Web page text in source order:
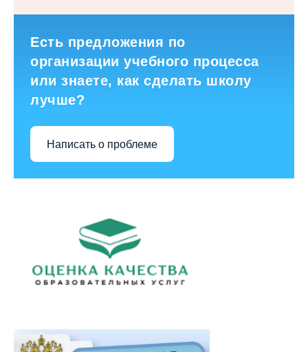
Есть предложения по
организации учебного процесса
или знаете, как сделать школу
лучше?
Написать о проблеме